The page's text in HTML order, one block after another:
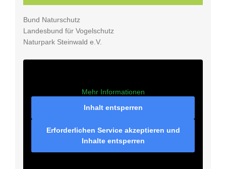
Bund Naturschutz
Landesbund für Vogelschutz
Naturpark Steinwald e.V.
Mehr Informationen
Inhalt entsperren
Erforderlichen Service akzeptieren und
Inhalte entsperren